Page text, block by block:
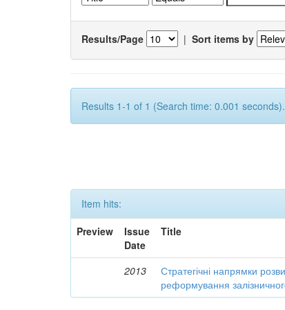
Results/Page | Sort items by
Results 1-1 of 1 (Search time: 0.001 seconds).
Item hits:
Preview
Issue
Date
Title
2013
Стратегічні напрямки
реформування